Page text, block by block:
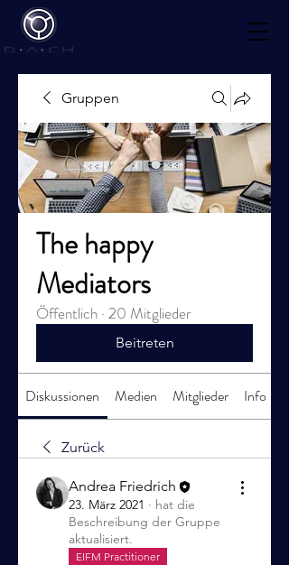
Gruppen
The happy
Mediators
Öffentlich · 20 Mitglieder
Beitreten
Diskussionen Medien Mitglieder Info
Zurück
Andrea Friedrich
23. März 2021 · hat die
Beschreibung der Gruppe
aktualisiert.
EIFM Practitioner